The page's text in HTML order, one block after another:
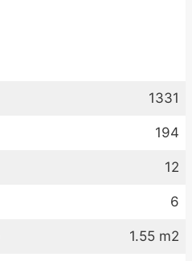
1331
194
12
6
1.55 m2